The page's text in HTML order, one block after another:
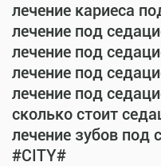
лечение кариеса
лечение под
лечение под
лечение под
лечение под
сколько стоит
лечение зубов под
#CITY#